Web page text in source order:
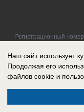
Регистрационный
массовых
Наш сайт использует
Продолжая его
файлов cookie и